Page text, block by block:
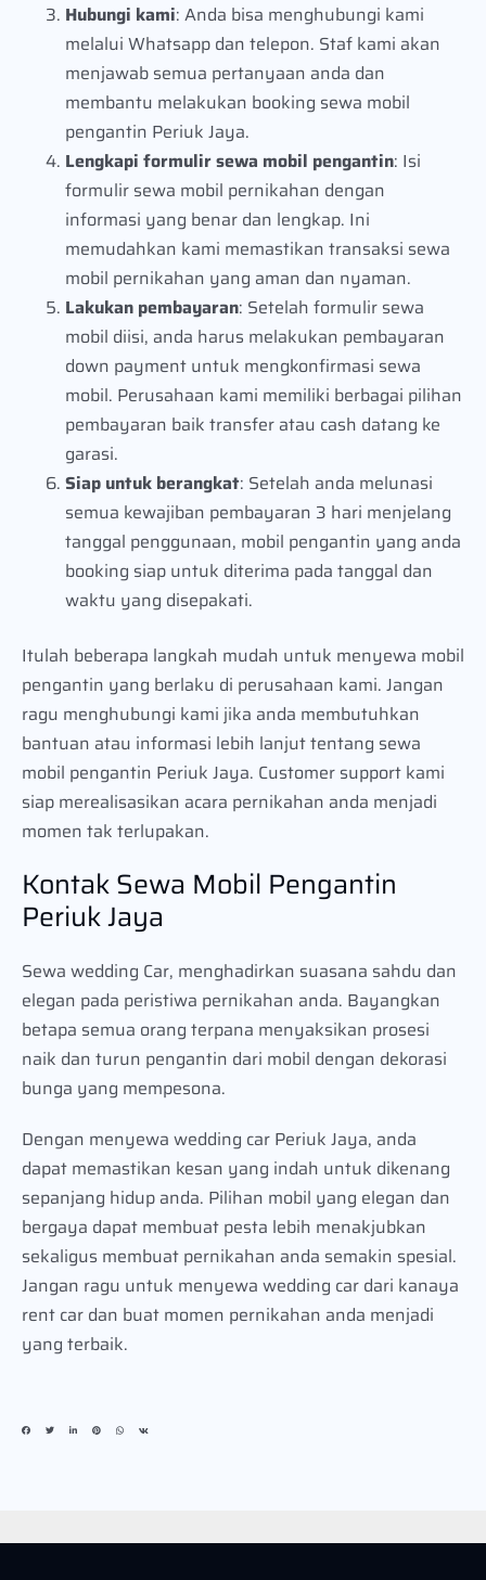
Hubungi kami: Anda bisa menghubungi kami
melalui Whatsapp dan telepon. Staf kami akan
menjawab semua pertanyaan anda dan
membantu melakukan booking sewa mobil
pengantin Periuk Jaya.
Lengkapi formulir sewa mobil pengantin: Isi
formulir sewa mobil pernikahan dengan
informasi yang benar dan lengkap. Ini
memudahkan kami memastikan transaksi sewa
mobil pernikahan yang aman dan nyaman.
Lakukan pembayaran: Setelah formulir sewa
mobil diisi, anda harus melakukan pembayaran
down payment untuk mengkonfirmasi sewa
mobil. Perusahaan kami memiliki berbagai pilihan
pembayaran baik transfer atau cash datang ke
garasi.
Siap untuk berangkat: Setelah anda melunasi
semua kewajiban pembayaran 3 hari menjelang
tanggal penggunaan, mobil pengantin yang anda
booking siap untuk diterima pada tanggal dan
waktu yang disepakati.
Itulah beberapa langkah mudah untuk menyewa mobil
pengantin yang berlaku di perusahaan kami. Jangan
ragu menghubungi kami jika anda membutuhkan
bantuan atau informasi lebih lanjut tentang sewa
mobil pengantin Periuk Jaya. Customer support kami
siap merealisasikan acara pernikahan anda menjadi
momen tak terlupakan.
Kontak Sewa Mobil Pengantin
Periuk Jaya
Sewa wedding Car, menghadirkan suasana sahdu dan
elegan pada peristiwa pernikahan anda. Bayangkan
betapa semua orang terpana menyaksikan prosesi
naik dan turun pengantin dari mobil dengan dekorasi
bunga yang mempesona.
Dengan menyewa wedding car Periuk Jaya, anda
dapat memastikan kesan yang indah untuk dikenang
sepanjang hidup anda. Pilihan mobil yang elegan dan
bergaya dapat membuat pesta lebih menakjubkan
sekaligus membuat pernikahan anda semakin spesial.
Jangan ragu untuk menyewa wedding car dari kanaya
rent car dan buat momen pernikahan anda menjadi
yang terbaik.